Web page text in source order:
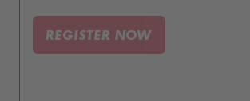
znepokojen.
REGISTER NOW